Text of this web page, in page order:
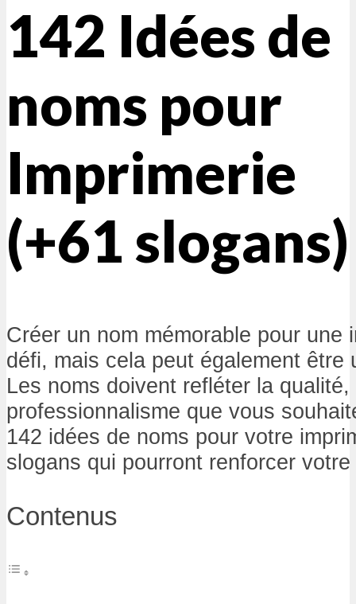
142 Idées de
noms pour
Imprimerie
(+61 slogans)
Créer un nom mémorable pour une
défi, mais cela peut également être
Les noms doivent refléter la
professionnalisme que vous
142 idées de noms pour votre
slogans qui pourront renforcer
Contenus